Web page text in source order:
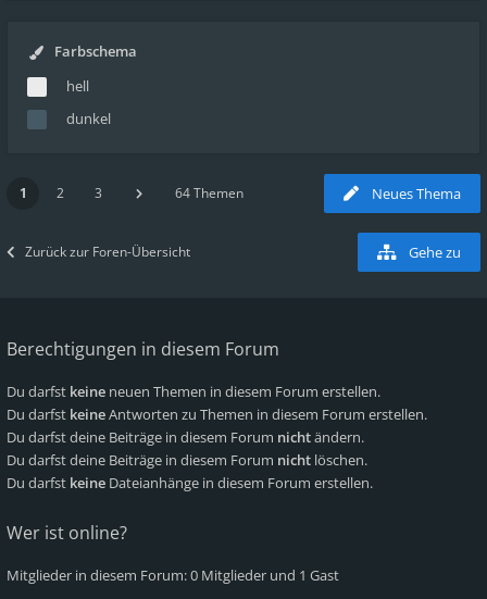
Farbschema
hell
dunkel
Neues Thema
1 2 3 64 Themen
Zurück zur Foren-Übersicht Gehe zu
Berechtigungen in diesem Forum
Du darfst keine neuen Themen in diesem Forum erstellen.
Du darfst keineAntworten zu Themen in diesem Forum erstellen.
Du darfst deine Beiträge in diesem Forum nichtändern.
Du darfst deine Beiträge in diesem Forum nicht löschen.
Du darfst keine Dateianhänge in diesem Forum erstellen.
Wer ist online?
Mitglieder in diesem Forum: 0 Mitglieder und 1 Gast